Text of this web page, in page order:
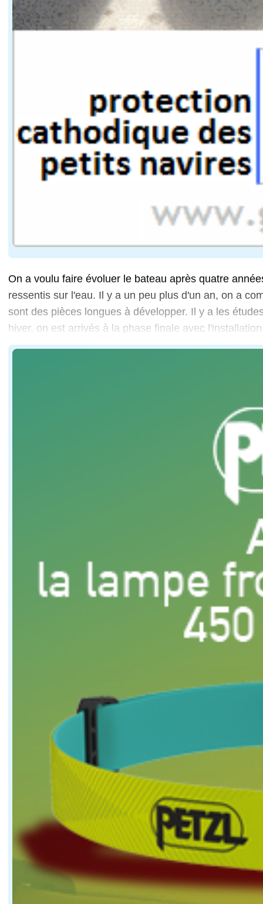
On a voulu faire évoluer le bateau après quatre
ressentis sur l'eau. Il y a un peu plus d'un an, on a
sont des pièces longues à développer. Il y a les
hiver, on est arrivés à la phase finale avec
L'idée principale, c'était de gagner en stabilité dans
Les nouveaux safrans semblent être une
La grosse différence, c'est qu'ils sont plus profonds.
Oui, mais surtout de mieux passer les vagues. Si
Vous parlez souvent de vitesse moyenne plutôt
Parce qu'en solitaire et au large, la vitesse
C'est là que les nouveaux foils entrent en jeu ?
Exactement. Si on a un meilleur vol, plus stable et
Comment prenez vous les décisions techniques
Les premiers essais en mer sont encourageants ?
Oui, on est contents des premières sensations. On
Il reste encore du travail avant la Route du Rhum
Oui, bien sûr. On est encore en phase
Quel va être le programme de SVR Lazartigue
Là, on termine toute la tournée méditerranéenne.
Le retour entre Cascais et la Bretagne va être
À partir du mois de juin, toute la préparation va
Quels étaient les principaux objectifs de ce